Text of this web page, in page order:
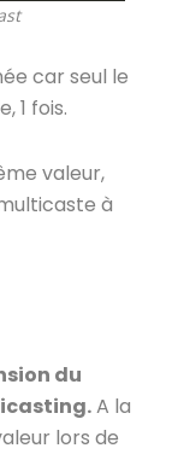
car seul le
1 fois.
valeur,
à
du
A la
lors de